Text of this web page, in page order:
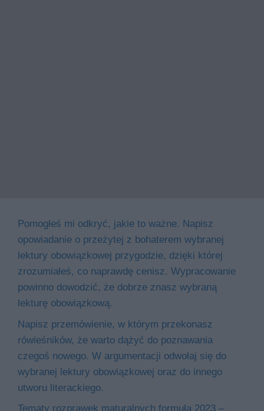
Pomogłeś mi odkryć, jakie to ważne. Napisz
opowiadanie o przeżytej z bohaterem wybranej
lektury obowiązkowej przygodzie, dzięki której
zrozumiałeś, co naprawdę cenisz. Wypracowanie
powinno dowodzić, że dobrze znasz wybraną
lekturę obowiązkową.
Napisz przemówienie, w którym przekonasz
rówieśników, że warto dążyć do poznawania
czegoś nowego. W argumentacji odwołaj się do
wybranej lektury obowiązkowej oraz do innego
utworu literackiego.
Tematy rozprawek maturalnych formuła 2023 –